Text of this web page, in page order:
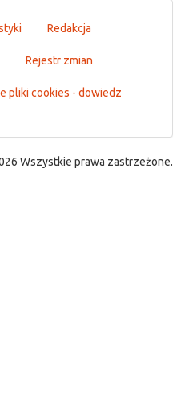
Redakcja
Rejestr zmian
pliki cookies - dowiedz
Wszystkie prawa zastrzeżone.